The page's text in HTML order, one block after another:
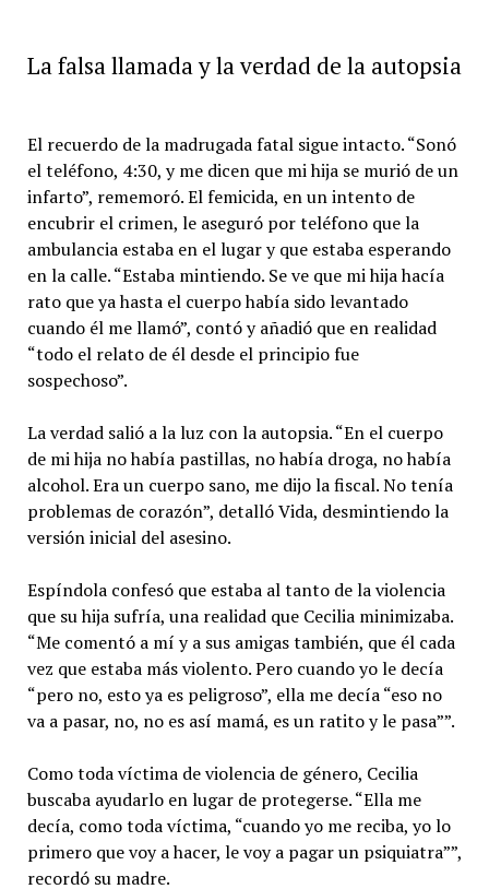
La falsa llamada y la verdad de la autopsia
El recuerdo de la madrugada fatal sigue intacto. “Sonó
el teléfono, 4:30, y me dicen que mi hija se murió de un
infarto”, rememoró. El femicida, en un intento de
encubrir el crimen, le aseguró por teléfono que la
ambulancia estaba en el lugar y que estaba esperando
en la calle. “Estaba mintiendo. Se ve que mi hija hacía
rato que ya hasta el cuerpo había sido levantado
cuando él me llamó”, contó y añadió que en realidad
“todo el relato de él desde el principio fue
sospechoso”.
La verdad salió a la luz con la autopsia. “En el cuerpo
de mi hija no había pastillas, no había droga, no había
alcohol. Era un cuerpo sano, me dijo la fiscal. No tenía
problemas de corazón”, detalló Vida, desmintiendo la
versión inicial del asesino.
Espíndola confesó que estaba al tanto de la violencia
que su hija sufría, una realidad que Cecilia minimizaba.
“Me comentó a mí y a sus amigas también, que él cada
vez que estaba más violento. Pero cuando yo le decía
“pero no, esto ya es peligroso”, ella me decía “eso no
va a pasar, no, no es así mamá, es un ratito y le pasa””.
Como toda víctima de violencia de género, Cecilia
buscaba ayudarlo en lugar de protegerse. “Ella me
decía, como toda víctima, “cuando yo me reciba, yo lo
primero que voy a hacer, le voy a pagar un psiquiatra””,
recordó su madre.